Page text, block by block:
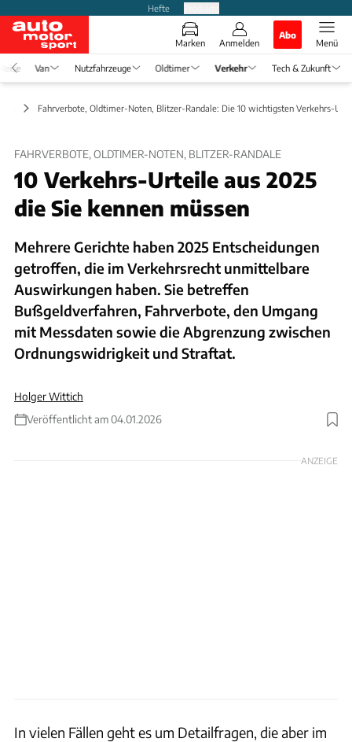
Hefte
Marken Anmelden
Abo
Menü
Reise Van Nutzfahrzeuge Oldtimer Verkehr Tech & Zukunft
Fahrverbote, Oldtimer-Noten, Blitzer-Randale: Die 10 wichtigsten Verkehrs-
FAHRVERBOTE, OLDTIMER-NOTEN, BLITZER-RANDALE
10 Verkehrs-Urteile aus 2025
die Sie kennen müssen
Mehrere Gerichte haben 2025 Entscheidungen
getroffen, die im Verkehrsrecht unmittelbare
Auswirkungen haben. Sie betreffen
Bußgeldverfahren, Fahrverbote, den Umgang
mit Messdaten sowie die Abgrenzung zwischen
Ordnungswidrigkeit und Straftat.
Holger Wittich
Veröffentlicht am 04.01.2026
Foto: busra İspir via Getty Images / Collage: Wittich
ANZEIGE
In vielen Fällen geht es um Detailfragen, die aber im